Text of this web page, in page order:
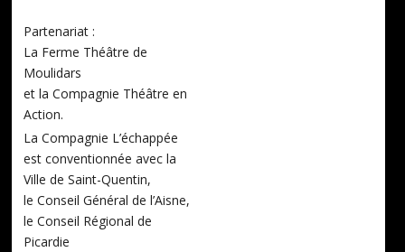
Partenariat :
La Ferme Théâtre de
Moulidars
et la Compagnie Théâtre en
Action.
La Compagnie L’échappée
est conventionnée avec la
Ville de Saint-Quentin,
le Conseil Général de l’Aisne,
le Conseil Régional de
Picardie